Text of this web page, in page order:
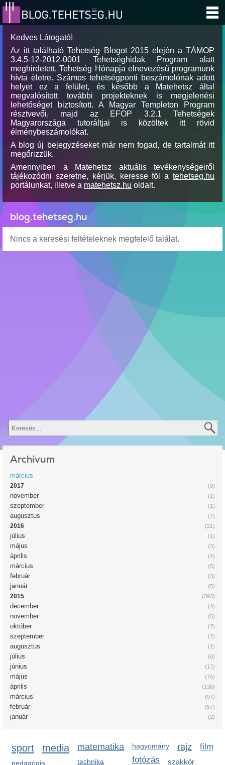
Kedves Látogató!
Az itt található Tehetség Blogot 2015 elején a TÁMOP
3.4.5-12-2012-0001 Tehetséghidak Program alatt
meghirdetett, Tehetség Hónapja elnevezésű programunk
hívta életre. Számos tehetségponti beszámolónak adott
helyet ez a felület, és később a Matehetsz által
megvalósított további projekteknek is megjelenési
lehetőséget biztosított. A Magyar Templeton Program
résztvevői, majd az EFOP 3.2.1 Tehetségek
Magyarországa tutoráltjai is közöltek itt rövid
élménybeszámolókat.
A blog új bejegyzéseket már nem fogad, de tartalmát itt
megőrizzük.
Amennyiben a Matehetsz aktuális tevékenységeiről
tájékozódni szeretne, kérjük, keresse föl a tehetseg.hu
portálunkat, illetve a matehetsz.hu oldalt.
blog.tehetseg.hu
Nincs a keresési feltételeknek megfelelő találat.
Keresés
Archívum
március
(9)
2017
(1)
november
(1)
szeptember
(7)
augusztus
(21)
2016
(1)
július
(3)
május
(4)
április
(5)
március
(3)
február
(5)
január
(393)
2015
(4)
december
(5)
november
(7)
október
(7)
szeptember
(1)
augusztus
(6)
július
(17)
június
(75)
május
(138)
április
(97)
március
(57)
február
(2)
január
sport media matematika hagyomány rajz
fotózás
technika szakkör
pedagógia
film